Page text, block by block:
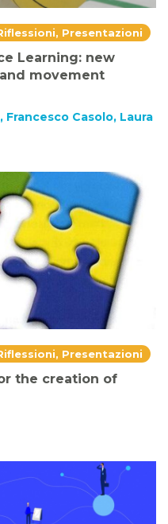
Presentazioni
Learning: new
movement
Casolo, Laura
Presentazioni
the creation of